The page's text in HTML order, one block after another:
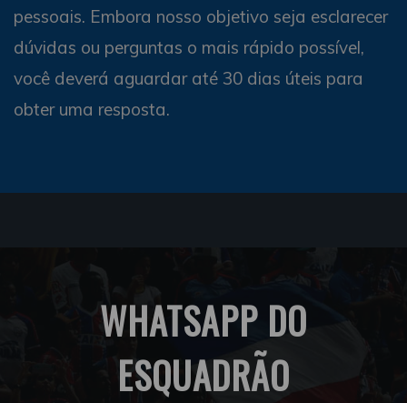
pessoais. Embora nosso objetivo seja esclarecer
dúvidas ou perguntas o mais rápido possível,
você deverá aguardar até 30 dias úteis para
obter uma resposta.
WHATSAPP DO
ESQUADRÃO